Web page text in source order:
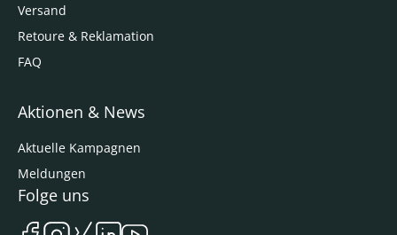
Versand
Retoure & Reklamation
FAQ
Aktionen & News
Aktuelle Kampagnen
Meldungen
Folge uns